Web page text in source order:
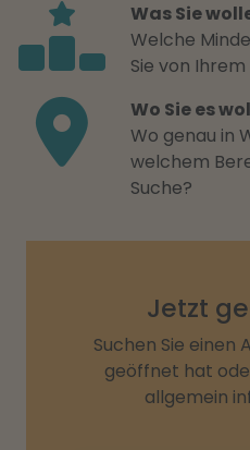
Was Sie
Welche
Sie von
Wo Sie es
Wo genau in
welchem
Suche?
Jetzt
Suchen Sie einen
geöffnet hat
allgemein